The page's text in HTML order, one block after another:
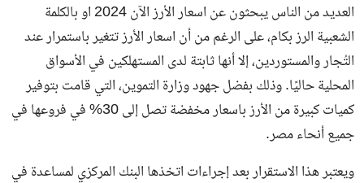
العديد من الناس يبحثون عن اسعار الأرز الآن 2024 او بالكلمة
الشعبية الرز بكام، على الرغم من أن اسعار الأرز تتغير باستمرار عند
التُجار والمستوردين، إلا أنها ثابتة لدى المستهلكين في الأسواق
المحلية حاليًا. وذلك بفضل جهود وزارة التموين، التي قامت بتوفير
كميات كبيرة من الأرز باسعار مخفضة تصل إلى 30% في فروعها في
جميع أنحاء مصر.
ويعتبر هذا الاستقرار بعد إجراءات اتخذها البنك المركزي لمساعدة في